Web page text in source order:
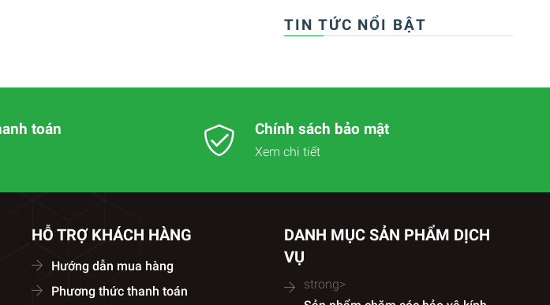
TIN TỨC NỔI BẬT
toán Chính sách bảo mật
Xem chi tiết
HỖ TRỢ KHÁCH HÀNG
Hướng dẫn mua hàng
Phương thức thanh toán
DANH MỤC SẢN PHẨM DỊCH
VỤ
strong>